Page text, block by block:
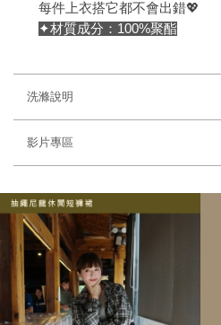
每件上衣搭它都不會出錯💖
✦材質成分：100%聚酯
洗滌說明
影片專區